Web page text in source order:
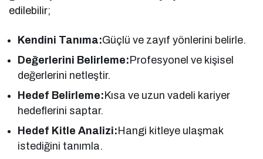
edilebilir;
Kendini Tanıma:Güçlü ve zayıf yönlerini belirle.
Değerlerini Belirleme:Profesyonel ve kişisel
değerlerini netleştir.
Hedef Belirleme:Kısa ve uzun vadeli kariyer
hedeflerini saptar.
Hedef Kitle Analizi:Hangi kitleye ulaşmak
istediğini tanımla.